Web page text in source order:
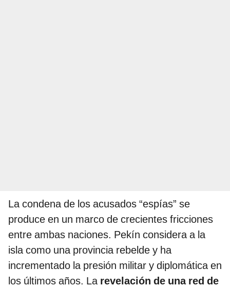
La condena de los acusados “espías” se
produce en un marco de crecientes fricciones
entre ambas naciones. Pekín considera a la
isla como una provincia rebelde y ha
incrementado la presión militar y diplomática en
los últimos años. La revelación de una red de